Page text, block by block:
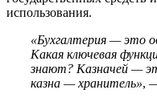
использования.
«Бухгалтерия — это
Какая ключевая
знают? Казначей —
казна — хранитель»,